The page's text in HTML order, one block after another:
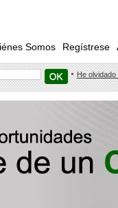
Somos Regístrese
He